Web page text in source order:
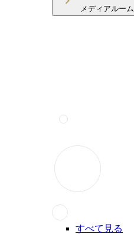
メディアルーム
すべて見る